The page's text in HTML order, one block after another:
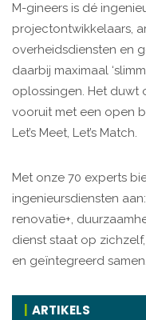
M-gineers is dé
projectontwikkelaars,
overheidsdiensten en
daarbij maximaal
oplossingen. Het duwt
vooruit met een open
Let’s Meet, Let’s Match.
Met onze 70 experts
ingenieursdiensten
renovatie+,
dienst staat op
en geïntegreerd samen.
ARTIKELS